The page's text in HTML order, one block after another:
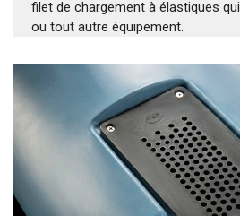
filet de chargement à élastiques
ou tout autre équipement.